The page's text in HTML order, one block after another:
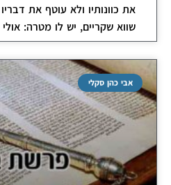
את כוונותיו ולא עוטף את
שווא שקריים, יש לו מטרה:
אבי כהן סקלי